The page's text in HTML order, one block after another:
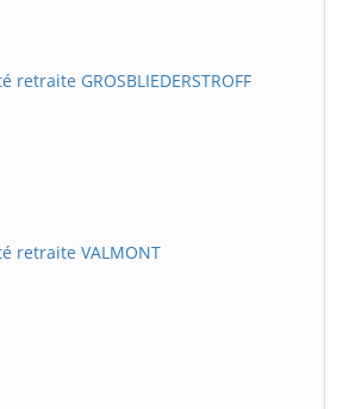
retraite GROSBLIEDERSTROFF
retraite VALMONT